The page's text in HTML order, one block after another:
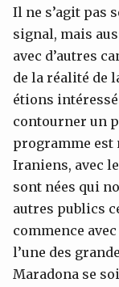
Il ne s’agit pas
signal, mais
avec d’autres
de la réalité de
étions
contourner un
programme est
Iraniens, avec
sont nées qui
autres publics
commence
l’une des
Maradona se